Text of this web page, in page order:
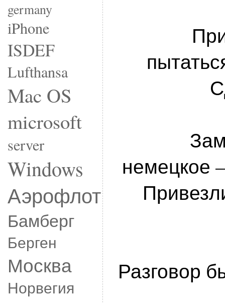
germany
iPhone
ISDEF
Lufthansa
Mac OS
microsoft
server
Windows
Аэрофлот
Бамберг
Берген
Москва
Норвегия
немецкое
Разговор